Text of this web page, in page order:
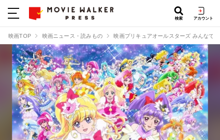
検索 アカウント
映画TOP 映画ニュース・読みもの 映画プリキュアオールスターズ みんなで